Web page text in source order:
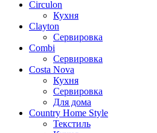
Circulon
Кухня
Clayton
Сервировка
Combi
Сервировка
Costa Nova
Кухня
Сервировка
Для дома
Country Home Style
Текстиль